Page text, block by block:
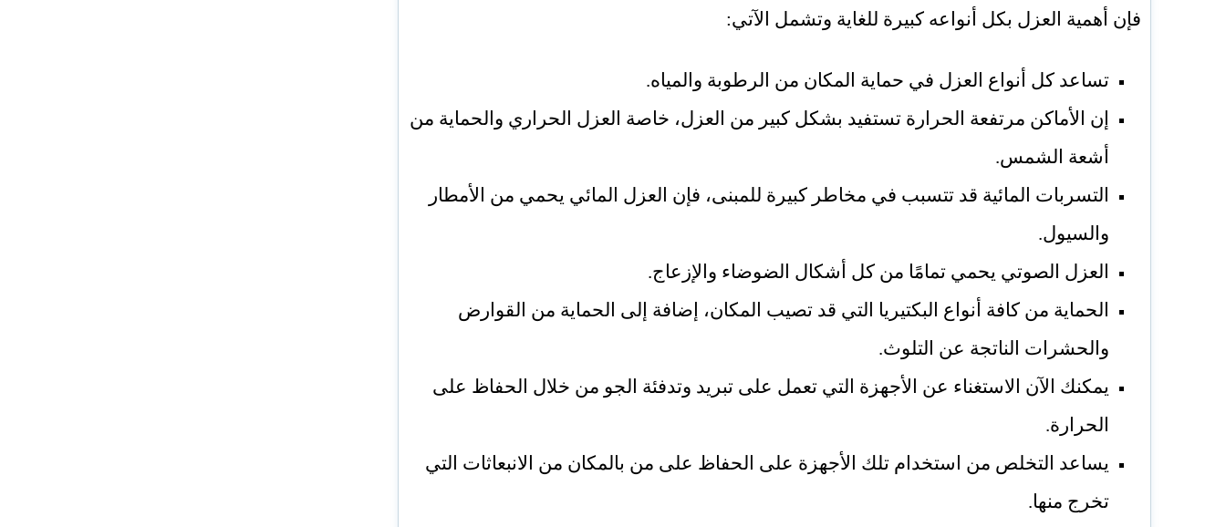
فإن أهمية العزل بكل أنواعه كبيرة للغاية وتشمل الآتي:
تساعد كل أنواع العزل في حماية المكان من الرطوبة والمياه.
إن الأماكن مرتفعة الحرارة تستفيد بشكل كبير من العزل، خاصة العزل الحراري والحماية من
أشعة الشمس.
التسربات المائية قد تتسبب في مخاطر كبيرة للمبنى، فإن العزل المائي يحمي من الأمطار
والسيول.
العزل الصوتي يحمي تمامًا من كل أشكال الضوضاء والإزعاج.
الحماية من كافة أنواع البكتيريا التي قد تصيب المكان، إضافة إلى الحماية من القوارض
والحشرات الناتجة عن التلوث.
يمكنك الآن الاستغناء عن الأجهزة التي تعمل على تبريد وتدفئة الجو من خلال الحفاظ على
الحرارة.
يساعد التخلص من استخدام تلك الأجهزة على الحفاظ على من بالمكان من الانبعاثات التي
تخرج منها.